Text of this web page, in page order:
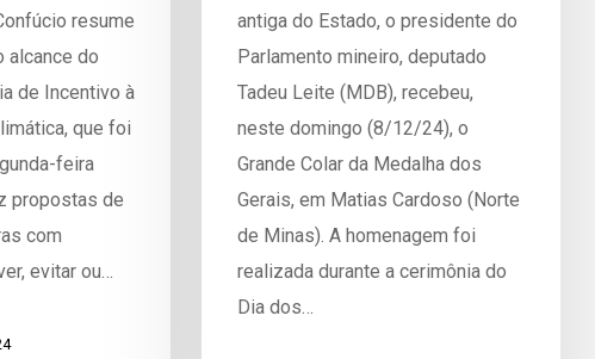
resume
alcance do
de Incentivo à
que foi
feira
propostas de
com
evitar ou…
antiga do Estado, o presidente do
Parlamento mineiro, deputado
Tadeu Leite (MDB), recebeu,
neste domingo (8/12/24), o
Grande Colar da Medalha dos
Gerais, em Matias Cardoso (Norte
de Minas). A homenagem foi
realizada durante a cerimônia do
Dia dos…